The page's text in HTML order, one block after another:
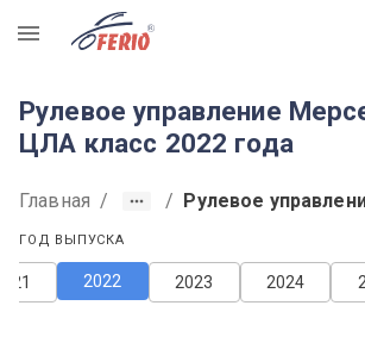
R
Рулевое управление
ЦЛА класс 2022 года
Главная / / Рулевое
ГОД ВЫПУСКА
2024
2023
2022